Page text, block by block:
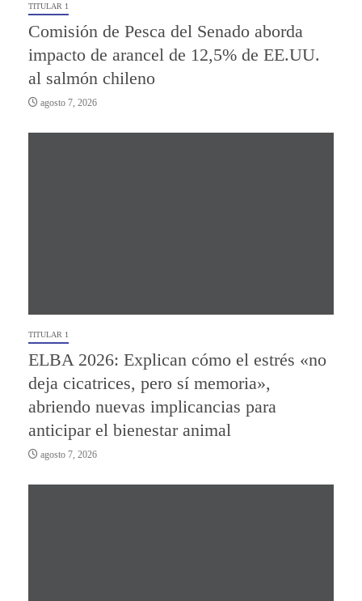
TITULAR 1
Comisión de Pesca del Senado aborda
impacto de arancel de 12,5% de EE.UU.
al salmón chileno
agosto 7, 2026
TITULAR 1
ELBA 2026: Explican cómo el estrés «no
deja cicatrices, pero sí memoria»,
abriendo nuevas implicancias para
anticipar el bienestar animal
agosto 7, 2026